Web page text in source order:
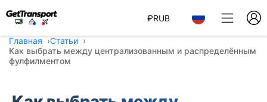
₽RUB
Главная
Статьи
Как выбрать между централизованным и распределённым
фулфилментом